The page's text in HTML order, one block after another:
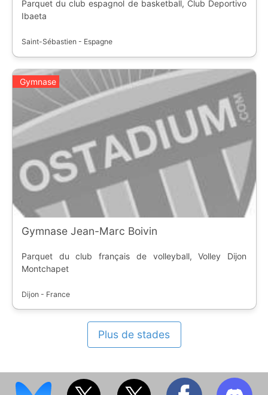
Parquet du club espagnol de basketball, Club Deportivo
Ibaeta
Saint-Sébastien - Espagne
Gymnase
Gymnase Jean-Marc Boivin
Parquet du club français de volleyball, Volley Dijon
Montchapet
Dijon - France
Plus de stades